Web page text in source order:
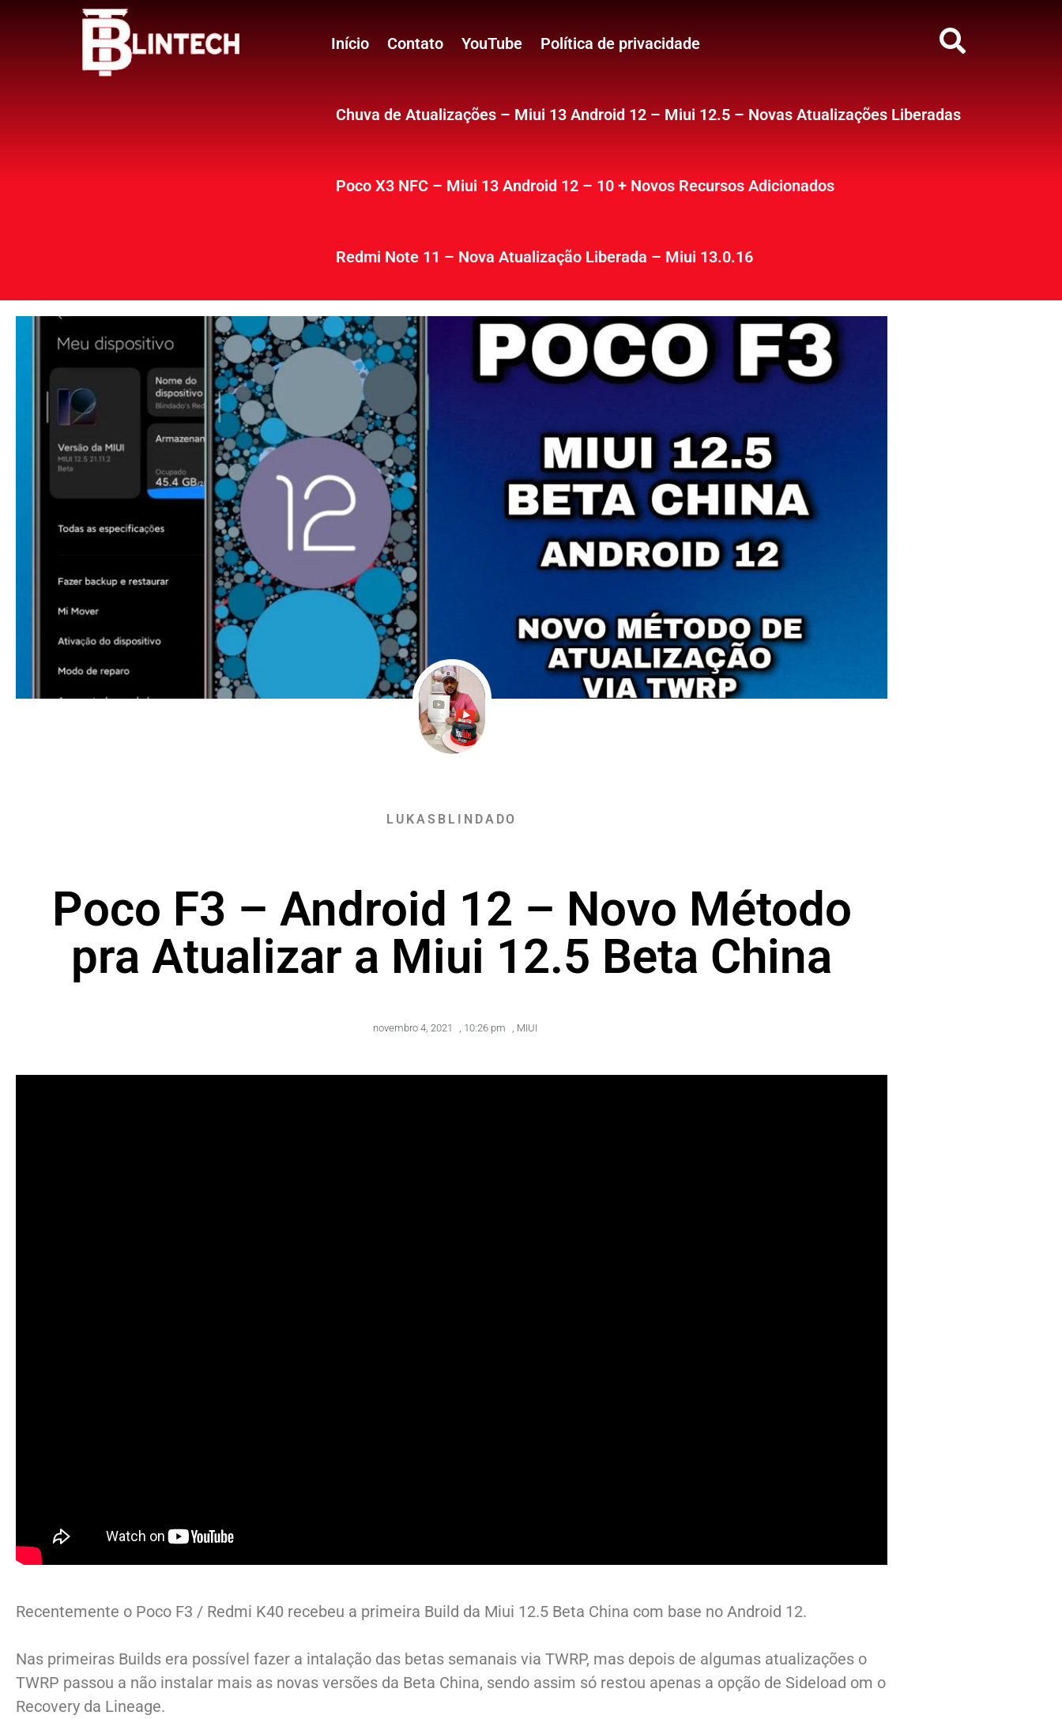
Início Contato YouTube Política de privacidade
Chuva de Atualizações – Miui 13 Android 12 – Miui 12.5 – Novas Atualizações Liberadas
Poco X3 NFC – Miui 13 Android 12 – 10 + Novos Recursos Adicionados
Redmi Note 11 – Nova Atualização Liberada – Miui 13.0.16
LUKASBLINDADO
Poco F3 – Android 12 – Novo Método
pra Atualizar a Miui 12.5 Beta China
novembro 4, 2021 10:26 pm MIUI
Recentemente o Poco F3 / Redmi K40 recebeu a primeira Build da Miui 12.5 Beta China com base no Android 12.
Nas primeiras Builds era possível fazer a intalação das betas semanais via TWRP, mas depois de algumas atualizações o
TWRP passou a não instalar mais as novas versões da Beta China, sendo assim só restou apenas a opção de Sideload om o
Recovery da Lineage.